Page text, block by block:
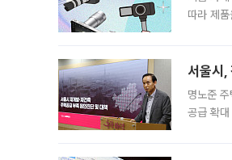
따라 제
서울시
명노준
공급 확